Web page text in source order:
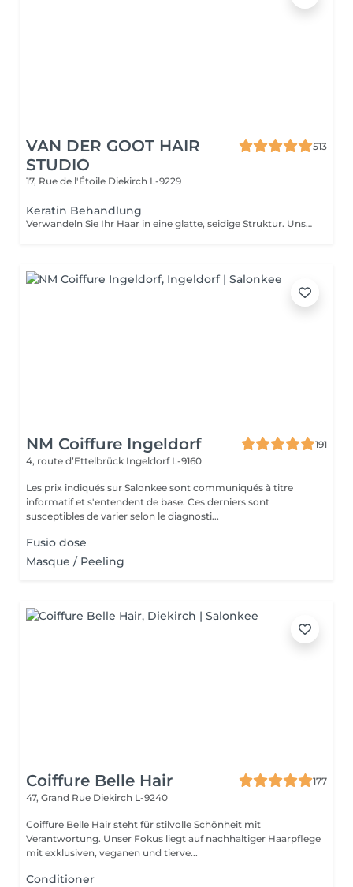
VAN DER GOOT HAIR
STUDIO
513
17, Rue de l'Étoile Diekirch L-9229
Keratin Behandlung
Verwandeln Sie Ihr Haar in eine glatte, seidige Struktur. Unsere Keratinbehandlung glättet das Haar, reduziert Frizz und erleichtert das Styling, während das Haar weich, glänzend und gut kämmbar wird. Die Ergebnisse halten 3–5 Monate und sorgen für geschmeidiges, gepflegtes und leicht zu stylendes Haar.
NM Coiffure Ingeldorf
191
4, route d’Ettelbrück Ingeldorf L-9160
Les prix indiqués sur Salonkee sont communiqués à titre
informatif et s'entendent de base. Ces derniers sont
susceptibles de varier selon le diagnosti...
Fusio dose
Masque / Peeling
Coiffure Belle Hair
177
47, Grand Rue Diekirch L-9240
Coiffure Belle Hair steht für stilvolle Schönheit mit
Verantwortung. Unser Fokus liegt auf nachhaltiger Haarpflege
mit exklusiven, veganen und tierve...
Conditioner